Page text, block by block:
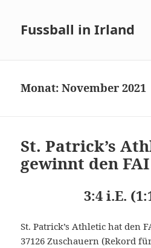
Fussball in Irland
Monat:November 2021
St. Patrick’s
gewinnt den FAI
3:4 i.E.
St. Patrick’s Athletic hat den
37126 Zuschauern (Rekord